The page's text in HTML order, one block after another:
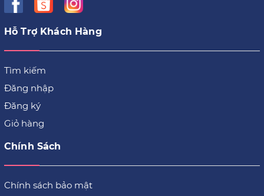
Hỗ Trợ Khách Hàng
Tìm kiếm
Đăng nhập
Đăng ký
Giỏ hàng
Chính Sách
Chính sách bảo mật